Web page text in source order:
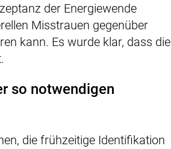
der Energiewende
Misstrauen gegenüber
kann. Es wurde klar, dass die
so notwendigen
die frühzeitige Identifikation